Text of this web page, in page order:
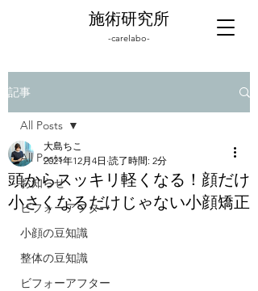
施術研究所
-carelabo-
記事
All Posts
お知らせ
ビフォーアフター
小顔の豆知識
整体の豆知識
ビフォーアフター
All Posts
頭からスッキリ軽くなる！顔だけ
小さくなるだけじゃない小顔矯正
大島ちこ
2021年12月4日 読了時間: 2分